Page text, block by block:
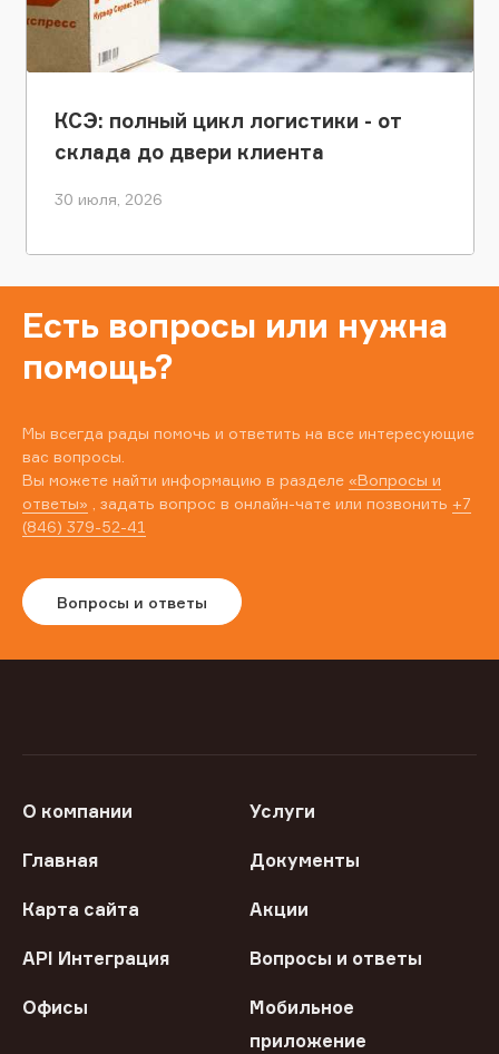
КСЭ: полный цикл логистики - от
склада до двери клиента
30 июля, 2026
Есть вопросы или нужна
помощь?
Мы всегда рады помочь и ответить на все интересующие
вас вопросы.
Вы можете найти информацию в разделе «Вопросы и
ответы» , задать вопрос в онлайн-чате или позвонить +7
(846) 379-52-41
Вопросы и ответы
О компании Услуги
Главная Документы
Карта сайта Акции
API Интеграция Вопросы и ответы
Офисы
Мобильное
приложение